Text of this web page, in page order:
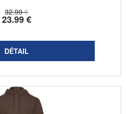
32.99 €
23.99€